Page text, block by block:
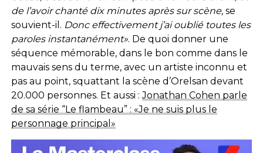
de l’avoir chanté dix minutes après sur scène,se
souvient-il. Donc effectivement j’ai oublié toutes les
paroles instantanément». De quoi donner une
séquence mémorable, dans le bon comme dans le
mauvais sens du terme, avec un artiste inconnu et
pas au point, squattant la scène d’Orelsan devant
20.000 personnes. Et aussi :Jonathan Cohen parle
de sa série “Le flambeau” : «Je ne suis plus le
personnage principal»